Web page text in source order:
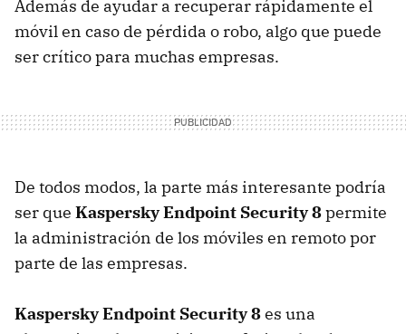
Además de ayudar a recuperar rápidamente el
móvil en caso de pérdida o robo, algo que puede
ser crítico para muchas empresas.
De todos modos, la parte más interesante podría
ser que Kaspersky Endpoint Security 8permite
la administración de los móviles en remoto por
parte de las empresas.
Kaspersky Endpoint Security 8es una